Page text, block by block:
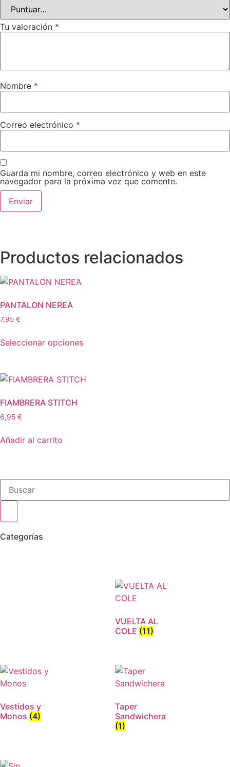
Tu valoración *
Nombre *
Correo electrónico *
Guarda mi nombre, correo electrónico y web en este
navegador para la próxima vez que comente.
Productos relacionados
PANTALON NEREA
7,95 €
Seleccionar opciones
FIAMBRERA STITCH
6,95 €
Añadir al carrito
Categorías
VUELTA AL
COLE (11)
Vestidos y
Monos (4)
Taper
Sandwichera
(1)